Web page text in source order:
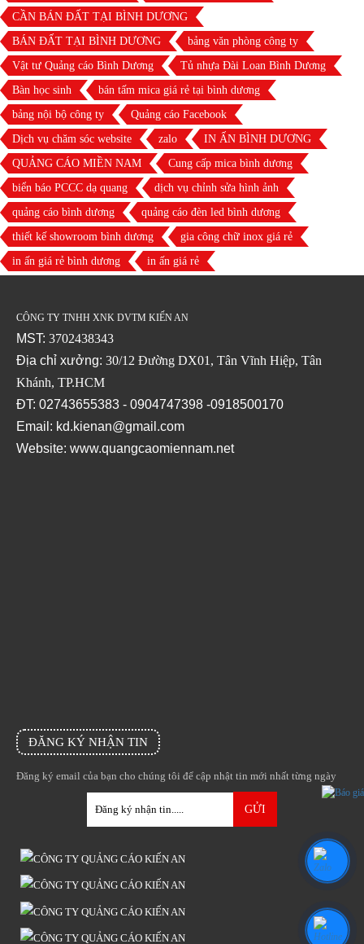
CẦN BÁN ĐẤT TẠI BÌNH DƯƠNG
BÁN ĐẤT TẠI BÌNH DƯƠNG
bảng văn phòng công ty
Vật tư Quảng cáo Bình Dương
Tủ nhựa Đài Loan Bình Dương
Bàn học sinh
bán tấm mica giá rẻ tại bình dương
bảng nội bộ công ty
Quảng cáo Facebook
Dịch vụ chăm sóc website
zalo
IN ẤN BÌNH DƯƠNG
QUẢNG CÁO MIỀN NAM
Cung cấp mica bình dương
biển báo PCCC dạ quang
dịch vụ chỉnh sửa hình ảnh
quảng cáo bình dương
quảng cáo đèn led bình dương
thiết kế showroom bình dương
gia công chữ inox giá rẻ
in ấn giá rẻ bình dương
in ấn giá rẻ
CÔNG TY TNHH XNK DVTM KIẾN AN
MST: 3702438343
Địa chỉ xưởng: 30/12 Đường DX01, Tân Vĩnh Hiệp, Tân
Khánh, TP.HCM
ĐT: 02743655383 - 0904747398 -0918500170
Email: kd.kienan@gmail.com
Website: www.quangcaomiennam.net
ĐĂNG KÝ NHẬN TIN
Đăng ký email của bạn cho chúng tôi để cập nhật tin mới nhất từng ngày